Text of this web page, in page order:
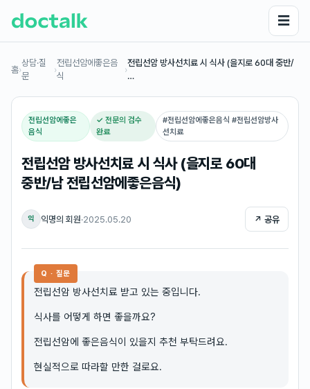
☰
홈›
상담·질
문
›
전립선암에좋은음
식
›
전립선암 방사선치료 시 식사 (을지로 60대 중반/
…
전립선암에좋은
음식
✓ 전문의 검수
완료
#전립선암에좋은음식 #전립선암방사
선치료
전립선암 방사선치료 시 식사 (을지로 60대
중반/남 전립선암에좋은음식)
익 익명의 회원·2025.05.20 ↗ 공유
Q · 질문
전립선암 방사선치료 받고 있는 중입니다.
식사를 어떻게 하면 좋을까요?
전립선암에 좋은음식이 있을지 추천 부탁드려요.
현실적으로 따라할 만한 걸로요.